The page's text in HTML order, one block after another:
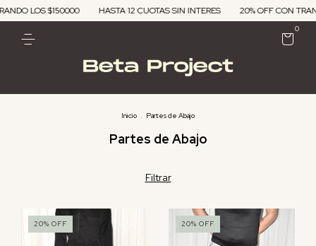
$150000 HASTA 12 CUOTAS SIN INTERES 20% OFF CON
0
Inicio . Partes de Abajo
Partes de Abajo
Filtrar
20% OFF 20% OFF